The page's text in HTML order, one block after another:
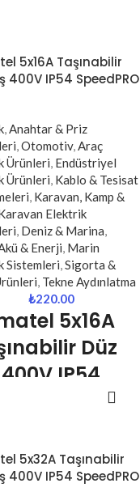
5x16A Taşınabilir
400V IP54 SpeedPRO
,Anahtar & Priz
,Otomotiv,Araç
Ürünleri, Endüstriyel
Ürünleri, Kablo & Tesisat
, Karavan, Kamp &
Elektrik
, Deniz & Marina,
& Enerji, Marin
Sistemleri,Sigorta &
, Tekne Aydınlatma
₺220.00
5x16A
Düz
IP54
13301
Fiş |
&
5x32A Taşınabilir
400V IP54 SpeedPRO